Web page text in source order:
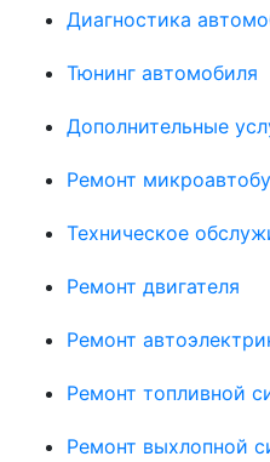
Диагностика
Тюнинг автомобиля
Дополнительные
Ремонт
Техническое
Ремонт двигателя
Ремонт
Ремонт топливной
Ремонт выхлопной